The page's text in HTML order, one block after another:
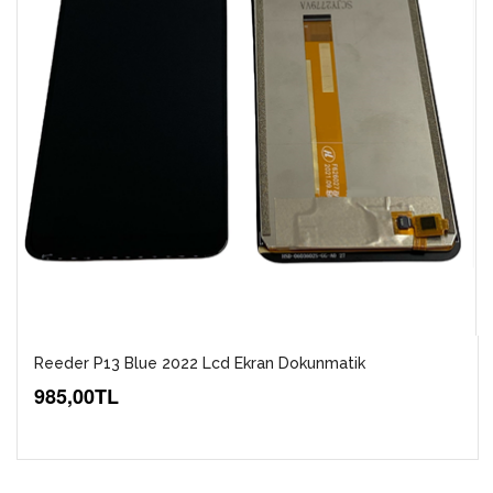
Reeder P13 Blue 2022 Lcd Ekran Dokunmatik
985,00TL